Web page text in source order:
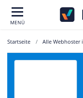
MENÜ
Startseite Alle Webhoster